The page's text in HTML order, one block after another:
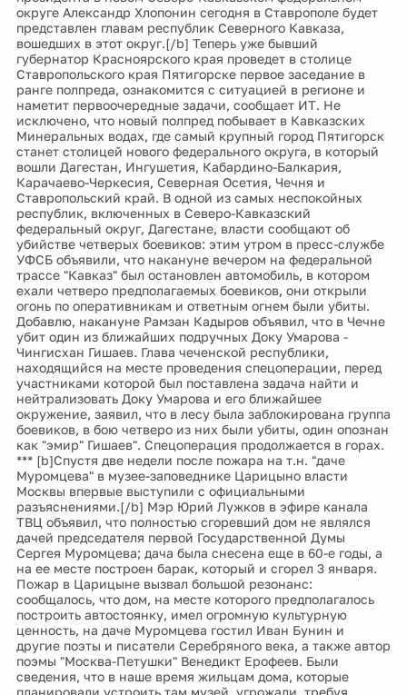
округе Александр Хлопонин сегодня в Ставрополе будет
представлен главам республик Северного Кавказа,
вошедших в этот округ.[/b] Теперь уже бывший
губернатор Красноярского края проведет в столице
Ставропольского края Пятигорске первое заседание в
ранге полпреда, ознакомится с ситуацией в регионе и
наметит первоочередные задачи, сообщает ИТ. Не
исключено, что новый полпред побывает в Кавказских
Минеральных водах, где самый крупный город Пятигорск
станет столицей нового федерального округа, в который
вошли Дагестан, Ингушетия, Кабардино-Балкария,
Карачаево-Черкесия, Северная Осетия, Чечня и
Ставропольский край. В одной из самых неспокойных
республик, включенных в Северо-Кавказский
федеральный округ, Дагестане, власти сообщают об
убийстве четверых боевиков: этим утром в пресс-службе
УФСБ объявили, что накануне вечером на федеральной
трассе "Кавказ" был остановлен автомобиль, в котором
ехали четверо предполагаемых боевиков, они открыли
огонь по оперативникам и ответным огнем были убиты.
Добавлю, накануне Рамзан Кадыров объявил, что в Чечне
убит один из ближайших подручных Доку Умарова -
Чингисхан Гишаев. Глава чеченской республики,
находящийся на месте проведения спецоперации, перед
участниками которой был поставлена задача найти и
нейтрализовать Доку Умарова и его ближайшее
окружение, заявил, что в лесу была заблокирована группа
боевиков, в бою четверо из них были убиты, один опознан
как "эмир" Гишаев". Спецоперация продолжается в горах.
*** [b]Спустя две недели после пожара на т.н. "даче
Муромцева" в музее-заповеднике Царицыно власти
Москвы впервые выступили с официальными
разъяснениями.[/b] Мэр Юрий Лужков в эфире канала
ТВЦ объявил, что полностью сгоревший дом не являлся
дачей председателя первой Государственной Думы
Сергея Муромцева; дача была снесена еще в 60-е годы, а
на ее месте построен барак, который и сгорел 3 января.
Пожар в Царицыне вызвал большой резонанс:
сообщалось, что дом, на месте которого предполагалось
построить автостоянку, имел огромную культурную
ценность, на даче Муромцева гостил Иван Бунин и
другие поэты и писатели Серебряного века, а также автор
поэмы "Москва-Петушки" Венедикт Ерофеев. Были
сведения, что в наше время жильцам дома, которые